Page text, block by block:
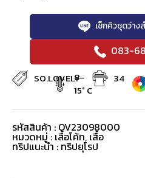
เช็กคิวชุดว่า
083-
SO.LOVELY8-
15° C
34
รหัสสินค้า : OV23098000
หมวดหมู่ : เสื้อโค้ท, เสื้อ
ทริปแนะนำ : ทริปยุโรป